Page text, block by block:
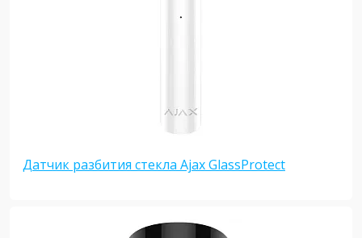
Датчик разбития стекла Ajax GlassProtect